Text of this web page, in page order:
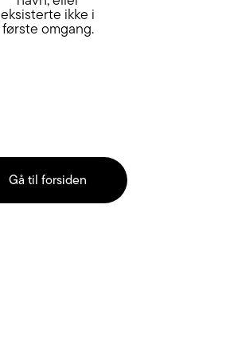
eksisterte ikke i
første omgang.
Gå til forsiden